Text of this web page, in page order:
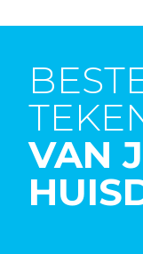
VAN